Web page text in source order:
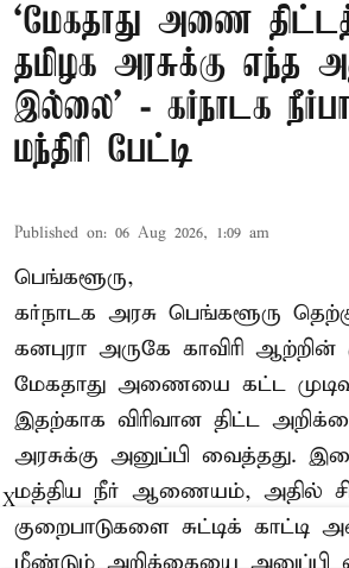
‘மேகதாது அணை
தமிழக அரசுக்கு எந்த
இல்லை’ - கர்நாடக
மந்திரி பேட்டி
Published on: 06 Aug 2026, 1:09 am
பெங்களூரு,
கர்நாடக அரசு பெங்களூரு
கனபுரா அருகே காவிரி ஆற்றின்
மேகதாது அணையை கட்ட
இதற்காக விரிவான திட்ட
அரசுக்கு அனுப்பி வைத்தது.
மத்திய நீர் ஆணையம், அதில்
குறைபாடுகளை சுட்டிக் காட்டி
மீண்டும் அறிக்கையை அனுப்பி
X